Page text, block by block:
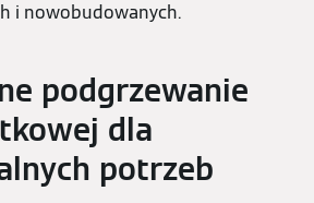
i nowobudowanych.
podgrzewanie
dla
potrzeb